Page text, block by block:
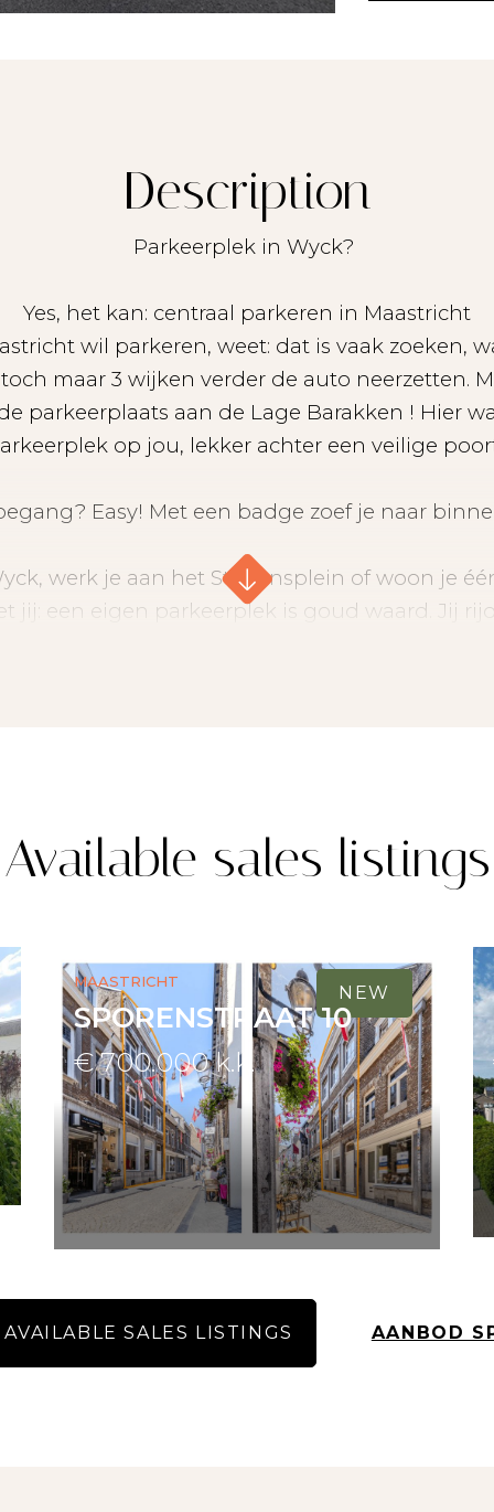
Description
Parkeerplek in Wyck?
Yes, het kan: centraal parkeren in Maastricht
wil parkeren, weet: dat is vaak zoeken,
maar 3 wijken verder de auto neerzetten.
parkeerplaats aan de Lage Barakken ! Hier
op jou, lekker achter een veilige
Easy! Met een badge zoef je naar
werk je aan het Stationsplein of woon je
jij: een eigen parkeerplek is goud waard. Jij
per maand voor onderhoud slagboom,
Available sales listings
NEW
Maastricht
SPORENSTRAAT 10
€ 700.000 k.k.
SALES LISTINGS AANBOD
About us
Contact